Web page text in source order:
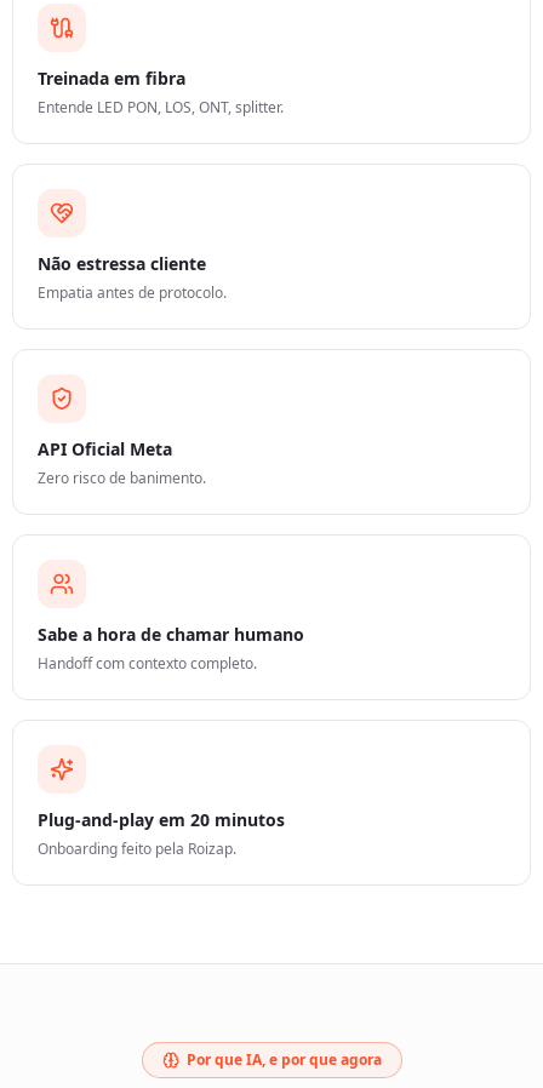
Treinada em fibra
Entende LED PON, LOS, ONT, splitter.
Não estressa cliente
Empatia antes de protocolo.
API Oficial Meta
Zero risco de banimento.
Sabe a hora de chamar humano
Handoff com contexto completo.
Plug-and-play em 20 minutos
Onboarding feito pela Roizap.
Por que IA, e por que agora